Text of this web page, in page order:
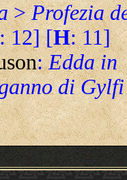
>Profezia
: 12] [H: 11]
:Edda in
di Gylfi